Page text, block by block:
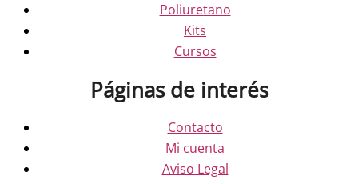
Poliuretano
Kits
Cursos
Páginas de interés
Contacto
Mi cuenta
Aviso Legal